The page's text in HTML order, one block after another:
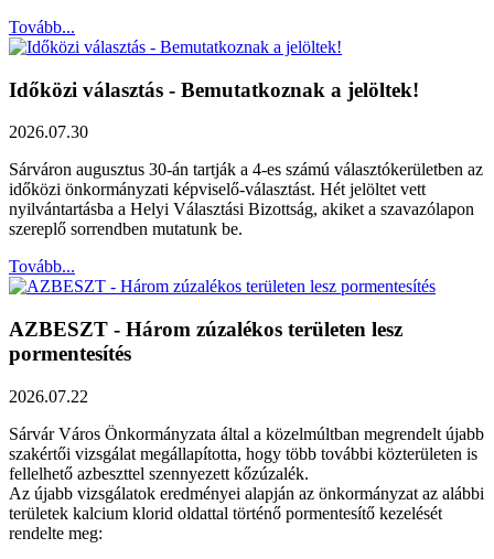
Tovább...
Időközi választás - Bemutatkoznak a jelöltek!
2026.07.30
Sárváron augusztus 30-án tartják a 4-es számú választókerületben az
időközi önkormányzati képviselő-választást. Hét jelöltet vett
nyilvántartásba a Helyi Választási Bizottság, akiket a szavazólapon
szereplő sorrendben mutatunk be.
Tovább...
AZBESZT - Három zúzalékos területen lesz
pormentesítés
2026.07.22
Sárvár Város Önkormányzata által a közelmúltban megrendelt újabb
szakértői vizsgálat megállapította, hogy több további közterületen is
fellelhető azbeszttel szennyezett kőzúzalék.
Az újabb vizsgálatok eredményei alapján az önkormányzat az alábbi
területek kalcium klorid oldattal történő pormentesítő kezelését
rendelte meg: